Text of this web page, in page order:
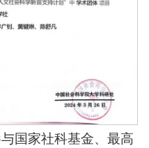
国家社科基金、最高